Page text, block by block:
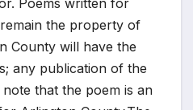
Poems written for
the property of
County will have the
any publication of the
that the poem is an